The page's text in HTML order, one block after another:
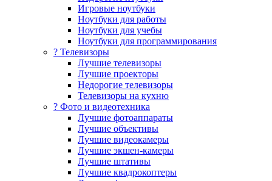
Игровые ноутбуки
Ноутбуки для работы
Ноутбуки для учебы
Ноутбуки для программирования
? Телевизоры
Лучшие телевизоры
Лучшие проекторы
Недорогие телевизоры
Телевизоры на кухню
? Фото и видеотехника
Лучшие фотоаппараты
Лучшие объективы
Лучшие видеокамеры
Лучшие экшен-камеры
Лучшие штативы
Лучшие квадрокоптеры